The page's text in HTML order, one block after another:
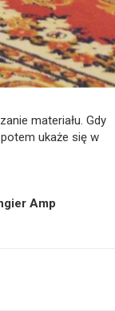
materiału. Gdy
ukaże się w
Amp